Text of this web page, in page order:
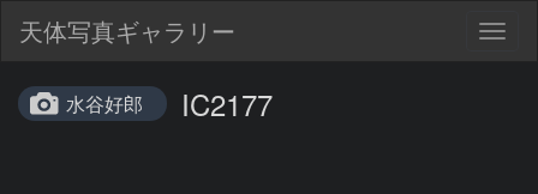
天体写真ギャラリー
水谷好郎 IC2177